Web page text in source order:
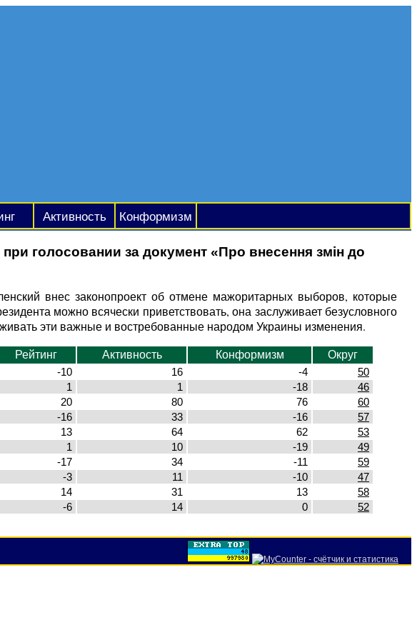
Активность Конформизм
голосовании за документ «Про внесення змін до
внес законопроект об отмене мажоритарных выборов, которые
можно всячески приветствовать, она заслуживает безусловного
эти важные и востребованные народом Украины изменения.
Рейтинг Активность Конформизм
Округ
-10 16 -4
50
1 1 -18
46
20 80 76
60
-16 33 -16
57
13 64 62
53
1 10 -19
49
-17 34 -11
59
-3 11 -10
47
14 31 13
58
-6 14 0 52